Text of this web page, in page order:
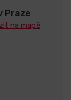
Praze
na mapě